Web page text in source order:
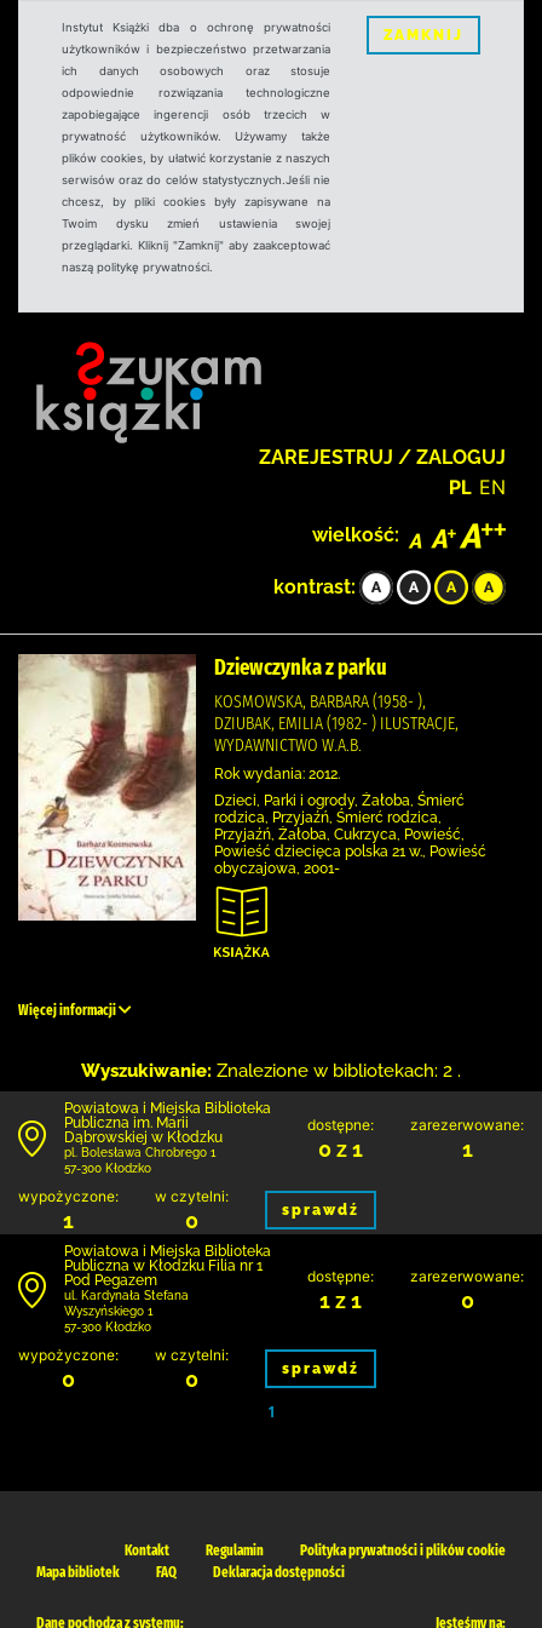
Instytut Książki dba o ochronę prywatności
użytkowników i bezpieczeństwo przetwarzania
ich danych osobowych oraz stosuje
odpowiednie rozwiązania technologiczne
zapobiegające ingerencji osób trzecich w
prywatność użytkowników. Używamy także
plików cookies, by ułatwić korzystanie z naszych
serwisów oraz do celów statystycznych.Jeśli nie
chcesz, by pliki cookies były zapisywane na
Twoim dysku zmień ustawienia swojej
przeglądarki. Kliknij "Zamknij" aby zaakceptować
naszą politykę prywatności.
ZAMKNIJ
ZAREJESTRUJ / ZALOGUJ
PL EN
wielkość:
kontrast:
Dziewczynka z parku
KOSMOWSKA, BARBARA (1958- ),
DZIUBAK, EMILIA (1982- ) ILUSTRACJE,
WYDAWNICTWO W.A.B.
Rok wydania: 2012.
Dzieci, Parki i ogrody, Żałoba, Śmierć
rodzica, Przyjaźń, Śmierć rodzica,
Przyjaźń, Żałoba, Cukrzyca, Powieść,
Powieść dziecięca polska 21 w., Powieść
obyczajowa, 2001-
Więcej informacji
Wyszukiwanie: Znalezione w bibliotekach: 2 .
Powiatowa i Miejska Biblioteka
Publiczna im. Marii
Dąbrowskiej w Kłodzku
pl. Bolesława Chrobrego 1
57-300 Kłodzko
dostępne:
0 z 1
zarezerwowane:
1
wypożyczone:
1
w czytelni:
0 sprawdź
Powiatowa i Miejska Biblioteka
Publiczna w Kłodzku Filia nr 1
Pod Pegazem
ul. Kardynała Stefana
Wyszyńskiego 1
57-300 Kłodzko
dostępne:
1 z 1
zarezerwowane:
0
wypożyczone:
0
w czytelni:
0 sprawdź
1
Kontakt Regulamin
Polityka prywatności i plików cookie
Mapa bibliotek
FAQ Deklaracja dostępności
Dane pochodzą z systemu: Jesteśmy na: